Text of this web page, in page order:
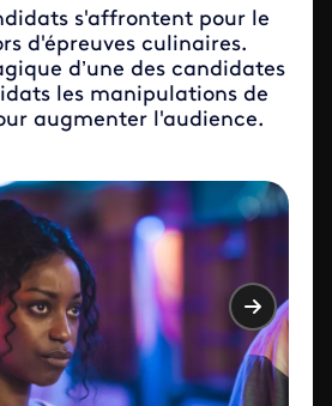
s'affrontent pour le
d'épreuves culinaires.
d’une des candidates
les manipulations de
augmenter l'audience.